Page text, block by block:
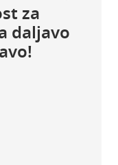
za
daljavo